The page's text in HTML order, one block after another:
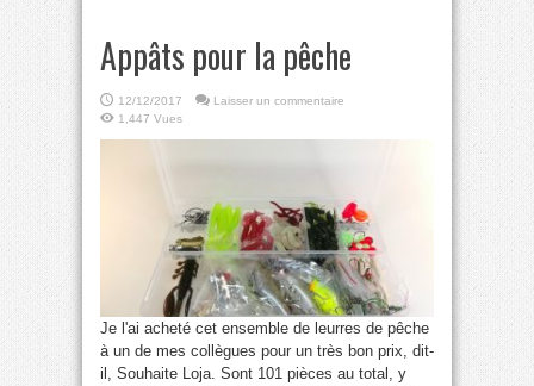
Appâts pour la pêche
12/12/2017
Laisser un commentaire
1,447 Vues
Je l'ai acheté cet ensemble de leurres de pêche
à un de mes collègues pour un très bon prix, dit-
il, Souhaite Loja. Sont 101 pièces au total, y